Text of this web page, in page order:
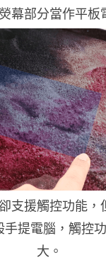
幕部分當作平板
支援觸控功能，
提電腦，觸控
大。